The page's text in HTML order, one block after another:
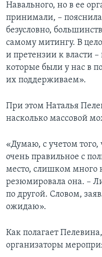
Навального, но в ее
принимали, –
безусловно,
самому митингу. В
и претензии к власти
которые были у нас в
их поддерживаем».
При этом Наталья
насколько массовой
«Думаю, с учетом того,
очень правильное с
место, слишком много
резюмировала она. –
по другой. Словом,
ожидаю».
Как полагает
организаторы